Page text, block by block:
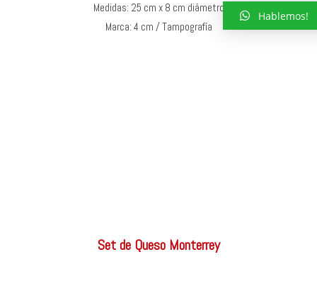
Medidas: 25 cm x 8 cm diámetro
Marca: 4 cm / Tampografía
Set de Queso Monterrey
Hablemos!